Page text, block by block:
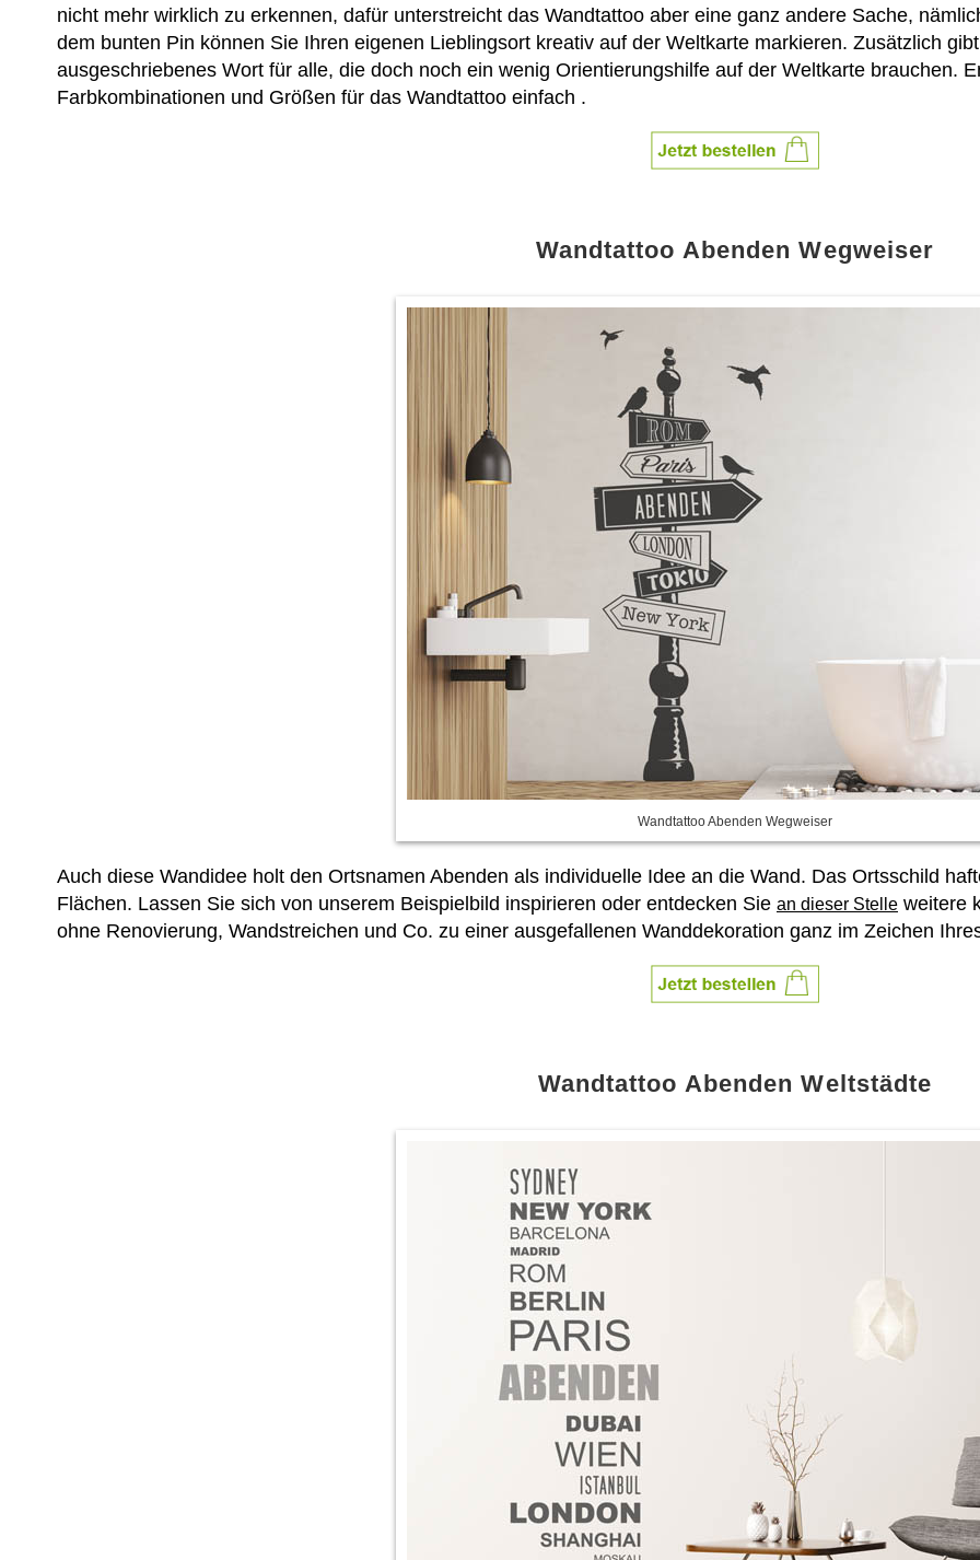
nicht mehr wirklich zu erkennen, dafür unterstreicht das Wandtattoo aber eine ganz andere Sache,
dem bunten Pin können Sie Ihren eigenen Lieblingsort kreativ auf der Weltkarte markieren. Zusätzlich
ausgeschriebenes Wort für alle, die doch noch ein wenig Orientierungshilfe auf der Weltkarte brauchen.
Farbkombinationen und Größen für das Wandtattoo einfach .
Wandtattoo Abenden Wegweiser
Wandtattoo Abenden Wegweiser
Auch diese Wandidee holt den Ortsnamen Abenden als individuelle Idee an die Wand. Das Ortsschild
Flächen. Lassen Sie sich von unserem Beispielbild inspirieren oder entdecken Sie an dieser Stelle weitere
ohne Renovierung, Wandstreichen und Co. zu einer ausgefallenen Wanddekoration ganz im Zeichen
Wandtattoo Abenden Weltstädte